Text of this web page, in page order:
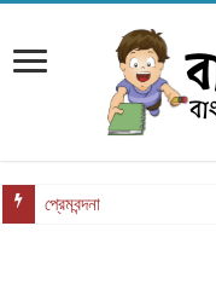
জীবন খুঁ